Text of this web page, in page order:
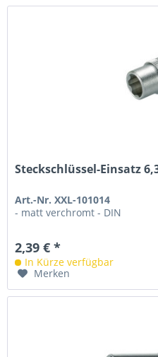
Steckschlüssel-Einsatz
Art.-Nr. XXL-101014
- matt verchromt - DIN
2,39 € *
In Kürze verfügbar
Merken